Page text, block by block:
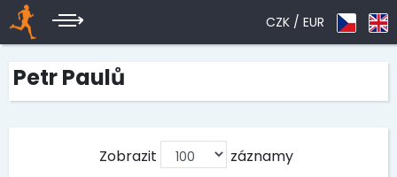
CZK / EUR
Petr Paulů
Zobrazit záznamy